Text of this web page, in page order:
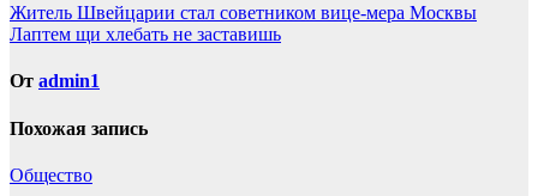
Навигация
по
записям
Житель Швейцарии стал советником вице-мера Москвы
Лаптем щи хлебать не заставишь
От admin1
Похожая запись
Общество